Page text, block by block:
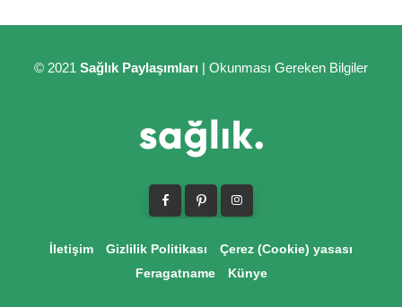
© 2021 Sağlık Paylaşımları | Okunması Gereken Bilgiler
İletişim Gizlilik Politikası
Çerez (Cookie) yasası
Feragatname
Künye